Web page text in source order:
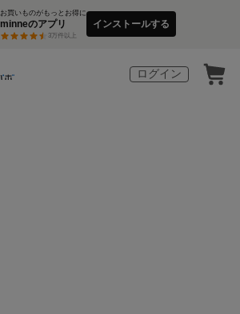
お買いものがもっとお得に
minneのアプリ
3万件以上
インストールする
ログイン